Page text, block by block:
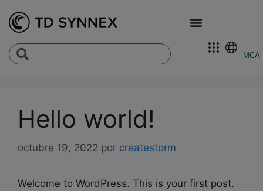
MCA
Hello world!
octubre 19, 2022 por createstorm
Welcome to WordPress. This is your first post.